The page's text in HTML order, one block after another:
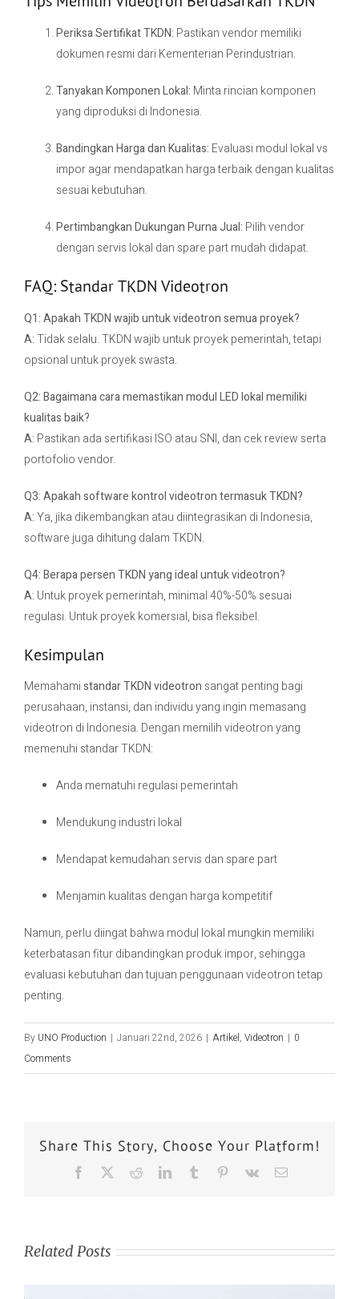
Periksa Sertifikat TKDN: Pastikan vendor memiliki
dokumen resmi dari Kementerian Perindustrian.
Tanyakan Komponen Lokal: Minta rincian komponen
yang diproduksi di Indonesia.
Bandingkan Harga dan Kualitas: Evaluasi modul lokal vs
impor agar mendapatkan harga terbaik dengan kualitas
sesuai kebutuhan.
Pertimbangkan Dukungan Purna Jual: Pilih vendor
dengan servis lokal dan spare part mudah didapat.
FAQ: Standar TKDN Videotron
Q1: Apakah TKDN wajib untuk videotron semua proyek?
A:Tidak selalu. TKDN wajib untuk proyek pemerintah, tetapi
opsional untuk proyek swasta.
Q2: Bagaimana cara memastikan modul LED lokal memiliki
kualitas baik?
A: Pastikan ada sertifikasi ISO atau SNI, dan cek review serta
portofolio vendor.
Q3: Apakah software kontrol videotron termasuk TKDN?
A:Ya, jika dikembangkan atau diintegrasikan di Indonesia,
software juga dihitung dalam TKDN.
Q4: Berapa persen TKDN yang ideal untuk videotron?
A: Untuk proyek pemerintah, minimal 40%-50% sesuai
regulasi. Untuk proyek komersial, bisa fleksibel.
Kesimpulan
Memahamistandar TKDN videotron sangat penting bagi
perusahaan, instansi, dan individu yang ingin memasang
videotron di Indonesia. Dengan memilih videotron yang
memenuhi standar TKDN:
Anda mematuhi regulasi pemerintah
Mendukung industri lokal
Mendapat kemudahan servis dan spare part
Menjamin kualitas dengan harga kompetitif
Namun, perlu diingat bahwa modul lokal mungkin memiliki
keterbatasan fitur dibandingkan produk impor, sehingga
evaluasi kebutuhan dan tujuan penggunaan videotron tetap
penting.
By UNO Production | Januari 22nd, 2026 | Artikel, Videotron | 0
Comments
Share This Story, Choose Your Platform!
Related Posts